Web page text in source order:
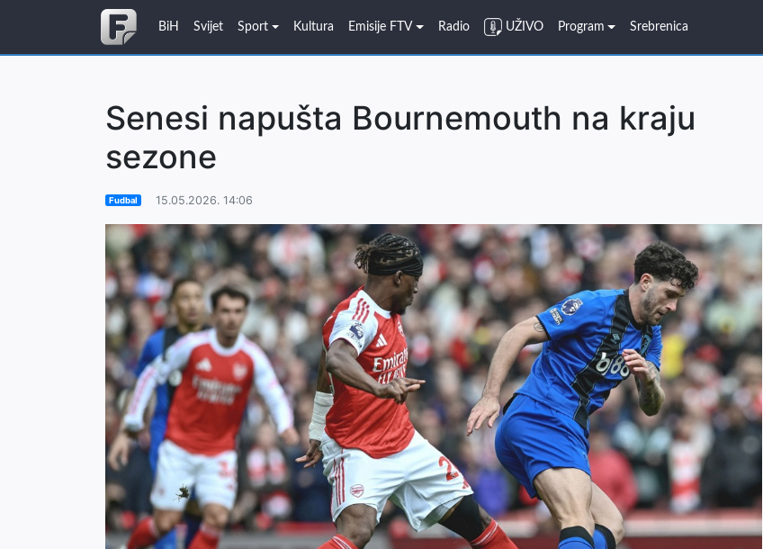
BiH Svijet Sport Kultura Emisije FTV Radio UŽIVO Program Srebrenica
Senesi napušta Bournemouth na kraju
sezone
Fudbal 15.05.2026. 14:06